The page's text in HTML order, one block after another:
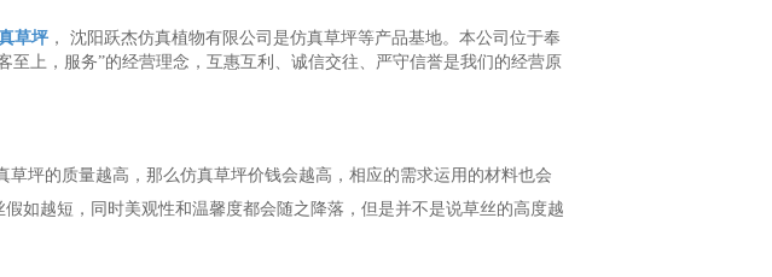
草坪， 沈阳跃杰仿真植物有限公司是仿真草坪等产品基地。本公司位于奉
至上，服务”的经营理念，互惠互利、诚信交往、严守信誉是我们的经营原
草坪的质量越高，那么仿真草坪价钱会越高，相应的需求运用的材料也会
如越短，同时美观性和温馨度都会随之降落，但是并不是说草丝的高度越